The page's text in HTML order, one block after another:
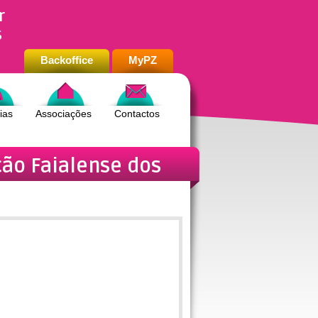
Backoffice MyPZ
Associações Contactos
Faialense dos